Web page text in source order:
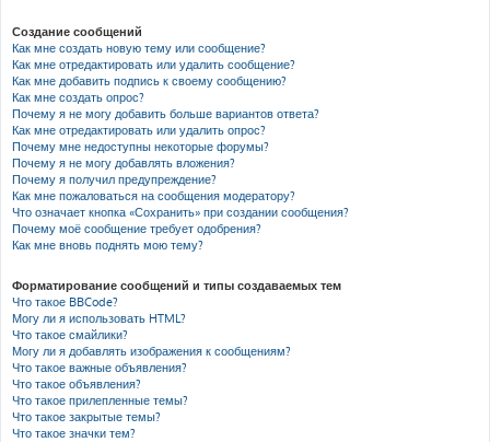
Создание сообщений
Как мне создать новую тему или сообщение?
Как мне отредактировать или удалить сообщение?
Как мне добавить подпись к своему сообщению?
Как мне создать опрос?
Почему я не могу добавить больше вариантов ответа?
Как мне отредактировать или удалить опрос?
Почему мне недоступны некоторые форумы?
Почему я не могу добавлять вложения?
Почему я получил предупреждение?
Как мне пожаловаться на сообщения модератору?
Что означает кнопка «Сохранить» при создании сообщения?
Почему моё сообщение требует одобрения?
Как мне вновь поднять мою тему?
Форматирование сообщений и типы создаваемых тем
Что такое BBCode?
Могу ли я использовать HTML?
Что такое смайлики?
Могу ли я добавлять изображения к сообщениям?
Что такое важные объявления?
Что такое объявления?
Что такое прилепленные темы?
Что такое закрытые темы?
Что такое значки тем?